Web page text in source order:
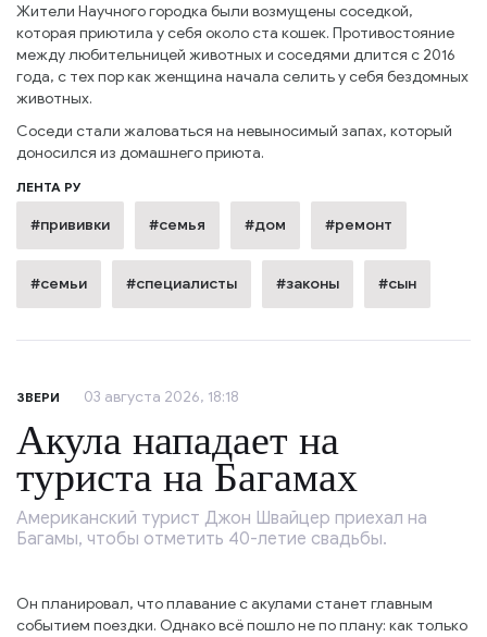
Жители Научного городка были возмущены соседкой,
которая приютила у себя около ста кошек. Противостояние
между любительницей животных и соседями длится с 2016
года, с тех пор как женщина начала селить у себя бездомных
животных.
Соседи стали жаловаться на невыносимый запах, который
доносился из домашнего приюта.
ЛЕНТА РУ
#прививки #семья #дом #ремонт
#семьи #специалисты #законы #сын
ЗВЕРИ 03 августа 2026, 18:18
Акула нападает на
туриста на Багамах
Американский турист Джон Швайцер приехал на
Багамы, чтобы отметить 40-летие свадьбы.
Он планировал, что плавание с акулами станет главным
событием поездки. Однако всё пошло не по плану: как только